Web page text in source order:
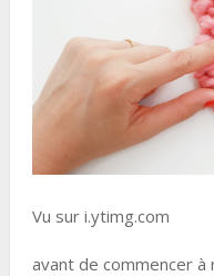
Vu sur i.ytimg.com
avant de commencer